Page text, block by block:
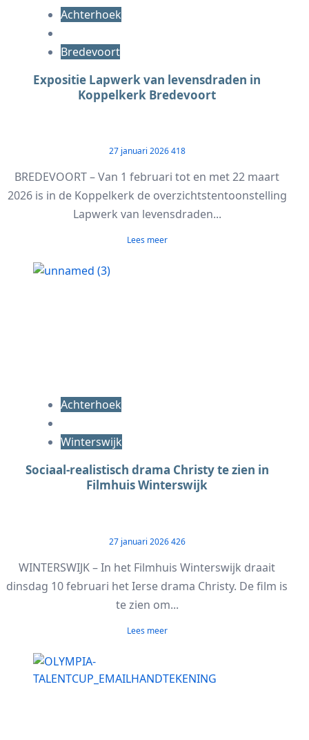
Achterhoek
Bredevoort
Expositie Lapwerk van levensdraden in
Koppelkerk Bredevoort
27 januari 2026418
BREDEVOORT – Van 1 februari tot en met 22 maart
2026 is in de Koppelkerk de overzichtstentoonstelling
Lapwerk van levensdraden...
Lees meer
Achterhoek
Winterswijk
Sociaal-realistisch drama Christy te zien in
Filmhuis Winterswijk
27 januari 2026426
WINTERSWIJK – In het Filmhuis Winterswijk draait
dinsdag 10 februari het Ierse drama Christy. De film is
te zien om...
Lees meer